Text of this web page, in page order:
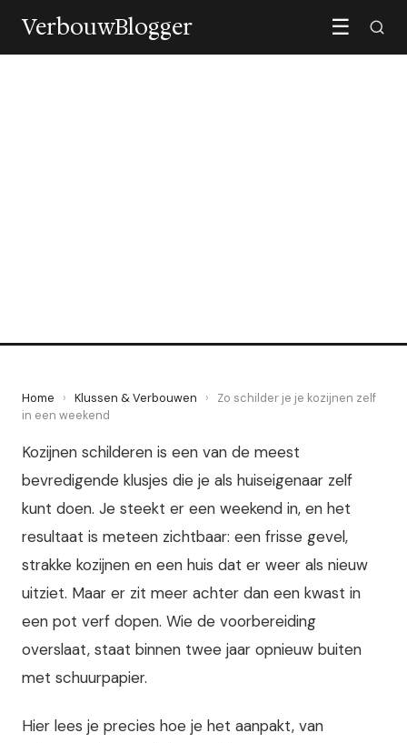
VerbouwBlogger ☰
Home › Klussen & Verbouwen ›
Zo schilder je je kozijnen zelf
in een weekend
Kozijnen schilderen is een van de meest
bevredigende klusjes die je als huiseigenaar zelf
kunt doen. Je steekt er een weekend in, en het
resultaat is meteen zichtbaar: een frisse gevel,
strakke kozijnen en een huis dat er weer als nieuw
uitziet. Maar er zit meer achter dan een kwast in
een pot verf dopen. Wie de voorbereiding
overslaat, staat binnen twee jaar opnieuw buiten
met schuurpapier.
Hier lees je precies hoe je het aanpakt, van